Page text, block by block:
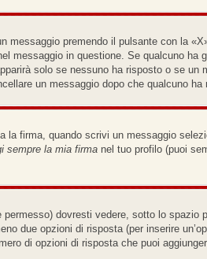
premendo il pulsante con la
messaggio in questione. Se qualcuno ha
solo se nessuno ha risposto o se un
un messaggio dopo che qualcuno ha
la firma, quando scrivi un messaggio
sempre la mia firma nel tuo profilo (puoi
dovresti vedere, sotto lo spazio
due opzioni di risposta (per inserire
di opzioni di risposta che puoi